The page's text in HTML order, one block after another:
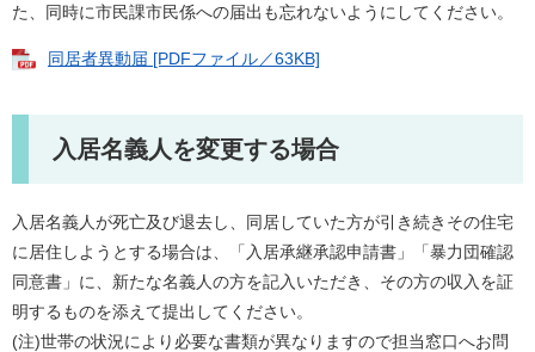
た、同時に市民課市民係への届出も忘れないようにしてください。
同居者異動届 [PDFファイル／63KB]
入居名義人を変更する場合
入居名義人が死亡及び退去し、同居していた方が引き続きその住宅
に居住しようとする場合は、「入居承継承認申請書」「暴力団確認
同意書」に、新たな名義人の方を記入いただき、その方の収入を証
明するものを添えて提出してください。
(注)世帯の状況により必要な書類が異なりますので担当窓口へお問